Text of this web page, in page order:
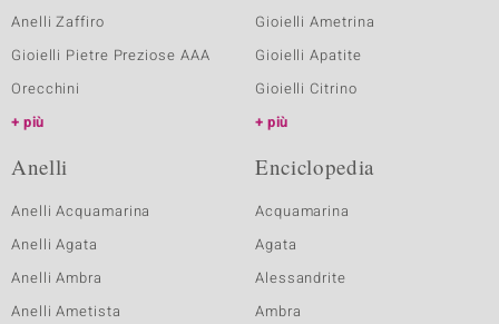
Anelli Zaffiro
Gioielli Pietre Preziose AAA
Orecchini
più
Gioielli Ametrina
Gioielli Apatite
Gioielli Citrino
più
Anelli
Anelli Acquamarina
Anelli Agata
Anelli Ambra
Anelli Ametista
Enciclopedia
Acquamarina
Agata
Alessandrite
Ambra